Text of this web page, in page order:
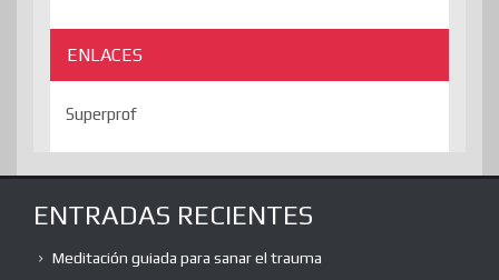
ENLACES
Superprof
ENTRADAS RECIENTES
Meditación guiada para sanar el trauma